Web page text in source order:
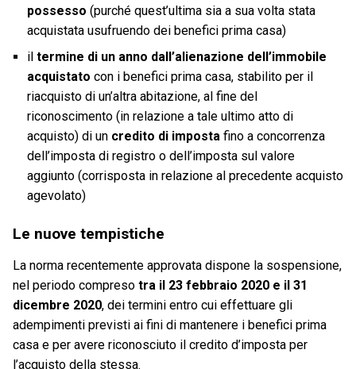
possesso (purché quest’ultima sia a sua volta stata
acquistata usufruendo dei benefici prima casa)
il termine di un anno dall’alienazione dell’immobile
acquistato con i benefici prima casa, stabilito per il
riacquisto di un’altra abitazione, al fine del
riconoscimento (in relazione a tale ultimo atto di
acquisto) di un credito di impostafino a concorrenza
dell’imposta di registro o dell’imposta sul valore
aggiunto (corrisposta in relazione al precedente acquisto
agevolato)
Le nuove tempistiche
La norma recentemente approvata dispone la sospensione,
nel periodo compreso tra il 23 febbraio 2020 e il 31
dicembre 2020, dei termini entro cui effettuare gli
adempimenti previsti ai fini di mantenere i benefici prima
casa e per avere riconosciuto il credito d’imposta per
l’acquisto della stessa.